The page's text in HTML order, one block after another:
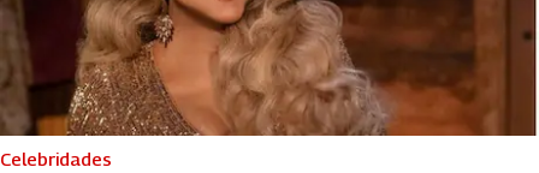
Celebridades